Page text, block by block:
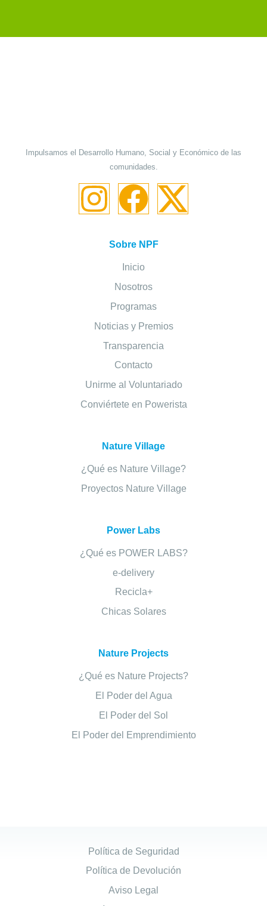
Impulsamos el Desarrollo Humano, Social y Económico de las
comunidades.
Sobre NPF
Inicio
Nosotros
Programas
Noticias y Premios
Transparencia
Contacto
Unirme al Voluntariado
Conviértete en Powerista
Nature Village
¿Qué es Nature Village?
Proyectos Nature Village
Power Labs
¿Qué es POWER LABS?
e-delivery
Recicla+
Chicas Solares
Nature Projects
¿Qué es Nature Projects?
El Poder del Agua
El Poder del Sol
El Poder del Emprendimiento
Política de Seguridad
Política de Devolución
Aviso Legal